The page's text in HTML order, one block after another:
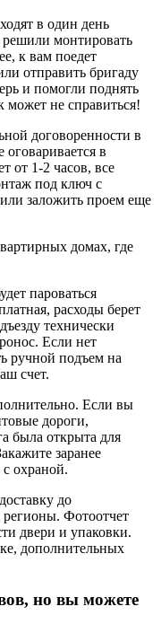
в один день
монтировать
к вам поедет
отправить бригаду
и помогли поднять
может не справиться!
договоренности в
в
от 1-2 часов, все
под ключ с
заложить проем еще
домах, где
пароваться
расходы берет
технически
Если нет
ручной подъем на
счет.
Если вы
дороги,
была открыта для
заранее
охраной.
до
Фотоотчет
двери и упаковки.
дополнительных
но вы можете